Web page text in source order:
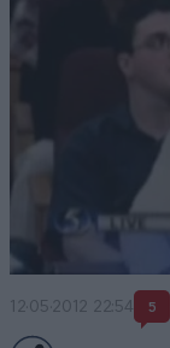
12·05·2012 22:54 5